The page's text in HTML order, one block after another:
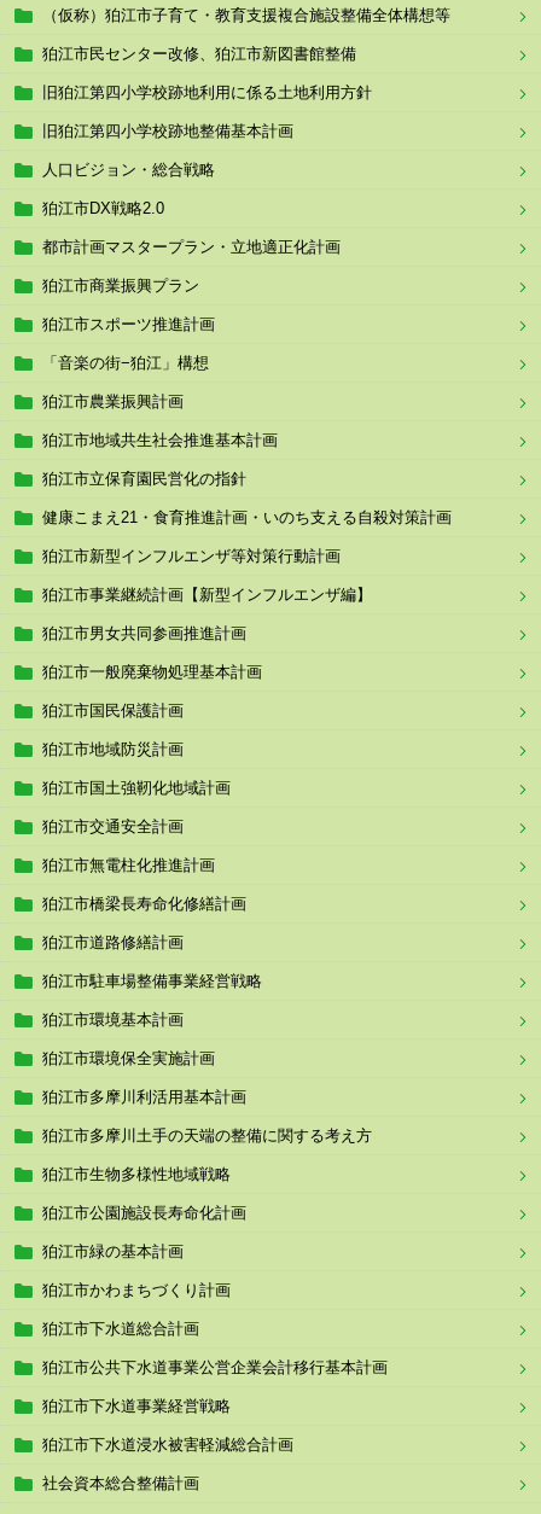
（仮称）狛江市子育て・教育支援複合施設整備全体構想等
狛江市民センター改修、狛江市新図書館整備
旧狛江第四小学校跡地利用に係る土地利用方針
旧狛江第四小学校跡地整備基本計画
人口ビジョン・総合戦略
狛江市DX戦略2.0
都市計画マスタープラン・立地適正化計画
狛江市商業振興プラン
狛江市スポーツ推進計画
「音楽の街−狛江」構想
狛江市農業振興計画
狛江市地域共生社会推進基本計画
狛江市立保育園民営化の指針
健康こまえ21・食育推進計画・いのち支える自殺対策計画
狛江市新型インフルエンザ等対策行動計画
狛江市事業継続計画【新型インフルエンザ編】
狛江市男女共同参画推進計画
狛江市一般廃棄物処理基本計画
狛江市国民保護計画
狛江市地域防災計画
狛江市国土強靭化地域計画
狛江市交通安全計画
狛江市無電柱化推進計画
狛江市橋梁長寿命化修繕計画
狛江市道路修繕計画
狛江市駐車場整備事業経営戦略
狛江市環境基本計画
狛江市環境保全実施計画
狛江市多摩川利活用基本計画
狛江市多摩川土手の天端の整備に関する考え方
狛江市生物多様性地域戦略
狛江市公園施設長寿命化計画
狛江市緑の基本計画
狛江市かわまちづくり計画
狛江市下水道総合計画
狛江市公共下水道事業公営企業会計移行基本計画
狛江市下水道事業経営戦略
狛江市下水道浸水被害軽減総合計画
社会資本総合整備計画